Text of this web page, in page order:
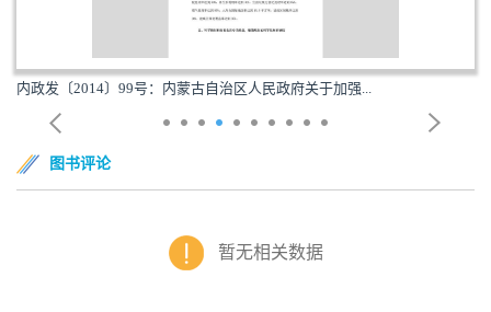
内政发〔2014〕99号：内蒙古自治区人民政府关于加强...
图书评论
暂无相关数据